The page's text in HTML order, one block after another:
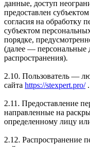
данные, доступ
предоставлен
согласия на обработку
субъектом
порядке,
(далее — персональные
распространения).
2.10. Пользователь —
сайта https://stexpert.pro/.
2.11. Предоставление
направленные на
определенному лицу
2.12.